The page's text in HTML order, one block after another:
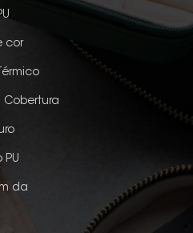
cor
Cobertura
da